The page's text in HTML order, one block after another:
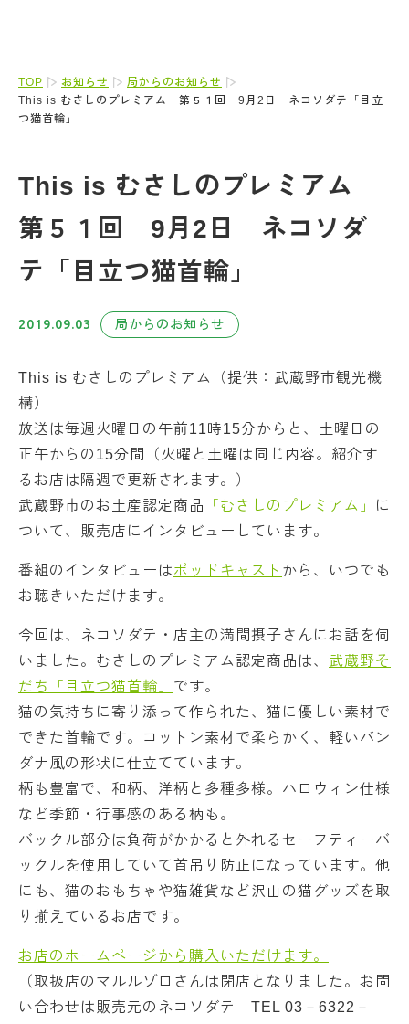
TOP お知らせ
局からのお知らせ
This is むさしのプレミアム 第５１回 9月2日 ネコソダテ「目立
つ猫首輪」
This is むさしのプレミアム
第５１回 9月2日 ネコソダ
テ「目立つ猫首輪」
2019.09.03 局からのお知らせ
This is むさしのプレミアム（提供：武蔵野市観光機
構）
放送は毎週火曜日の午前11時15分からと、土曜日の
正午からの15分間（火曜と土曜は同じ内容。紹介す
るお店は隔週で更新されます。）
武蔵野市のお土産認定商品
「むさしのプレミアム」
に
ついて、販売店にインタビューしています。
番組のインタビューはポッドキャスト から、いつでも
お聴きいただけます。
今回は、ネコソダテ・店主の満間摂子さんにお話を伺
いました。むさしのプレミアム認定商品は、 武蔵野そ
だち「目立つ猫首輪」 です。
猫の気持ちに寄り添って作られた、猫に優しい素材で
できた首輪です。コットン素材で柔らかく、軽いバン
ダナ風の形状に仕立てています。
柄も豊富で、和柄、洋柄と多種多様。ハロウィン仕様
など季節・行事感のある柄も。
バックル部分は負荷がかかると外れるセーフティーバ
ックルを使用していて首吊り防止になっています。他
にも、猫のおもちゃや猫雑貨など沢山の猫グッズを取
り揃えているお店です。
お店のホームページから購入いただけます。
（取扱店のマルルゾロさんは閉店となりました。お問
い合わせは販売元のネコソダテ TEL 03－6322－